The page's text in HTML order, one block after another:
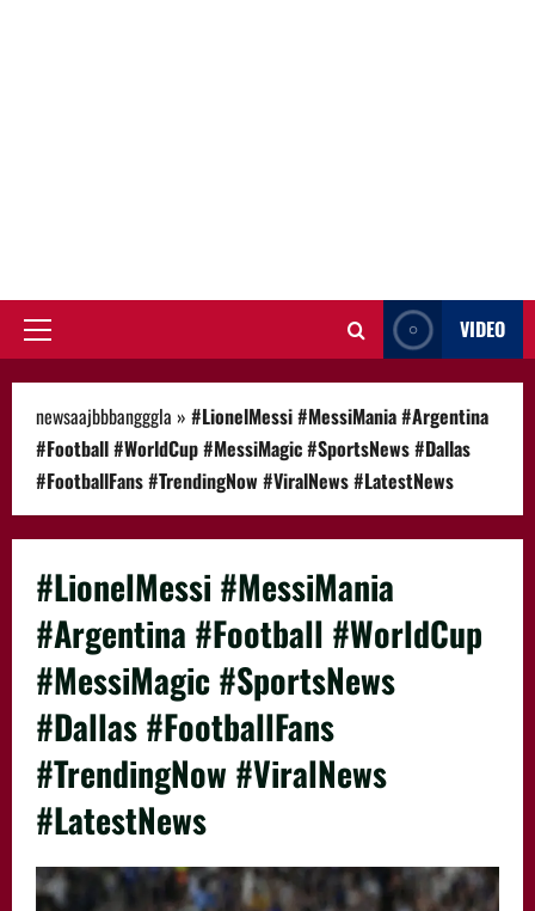
Primary
VIDEO
newsaajbbbangggla » #LionelMessi #MessiMania #Argentina
#Football #WorldCup #MessiMagic #SportsNews #Dallas
#FootballFans #TrendingNow #ViralNews #LatestNews
#LionelMessi #MessiMania
#Argentina #Football #WorldCup
#MessiMagic #SportsNews
#Dallas #FootballFans
#TrendingNow #ViralNews
#LatestNews